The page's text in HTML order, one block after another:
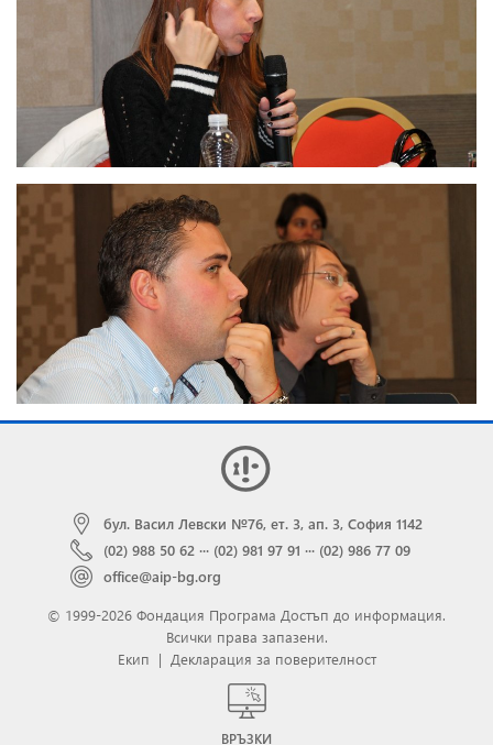
бул. Васил Левски №76, ет. 3, ап. 3, София 1142
(02) 988 50 62 ··· (02) 981 97 91 ··· (02) 986 77 09
office@aip-bg.org
© 1999-2026 Фондация Програма Достъп до информация.
Всички права запазени.
Екип | Декларация за поверителност
ВРЪЗКИ